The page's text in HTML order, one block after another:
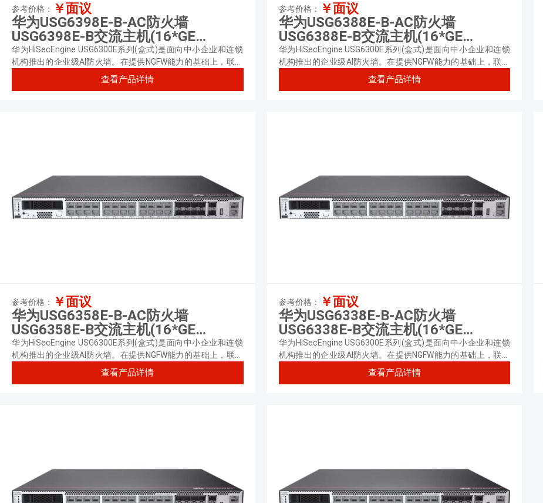
参考价格： ￥面议
华为USG6398E-B-AC防火墙
USG6398E-B交流主机(16*GE
RJ45+8*GE Combo+2*10GE SFP+,1
交流电源)
华为HiSecEngine USG6300E系列(盒式)是面向中小企业和连锁
机构推出的企业级AI防火墙。在提供NGFW能力的基础上，联动
其他安全设备，主动积极防御网络威胁，增强边界检测能力，有
效防御高级威胁，同时解决性能下降问题。
查看产品详情
参考价格： ￥面议
华为USG6388E-B-AC防火墙
USG6388E-B交流主机(16*GE
RJ45+8*GE Combo+2*10GE SFP+,1
交流电源)
华为HiSecEngine USG6300E系列(盒式)是面向中小企业和连锁
机构推出的企业级AI防火墙。在提供NGFW能力的基础上，联动
其他安全设备，主动积极防御网络威胁，增强边界检测能力，有
效防御高级威胁，同时解决性能下降问题。
查看产品详情
参考价格： ￥面议
华为USG6358E-B-AC防火墙
USG6358E-B交流主机(16*GE
RJ45+8*GE Combo+2*10GE SFP+,1
交流电源)
华为HiSecEngine USG6300E系列(盒式)是面向中小企业和连锁
机构推出的企业级AI防火墙。在提供NGFW能力的基础上，联动
其他安全设备，主动积极防御网络威胁，增强边界检测能力，有
效防御高级威胁，同时解决性能下降问题。
查看产品详情
参考价格： ￥面议
华为USG6338E-B-AC防火墙
USG6338E-B交流主机(16*GE
RJ45+8*GE Combo+2*10GE SFP+,1
交流电源)
华为HiSecEngine USG6300E系列(盒式)是面向中小企业和连锁
机构推出的企业级AI防火墙。在提供NGFW能力的基础上，联动
其他安全设备，主动积极防御网络威胁，增强边界检测能力，有
效防御高级威胁，同时解决性能下降问题。
查看产品详情